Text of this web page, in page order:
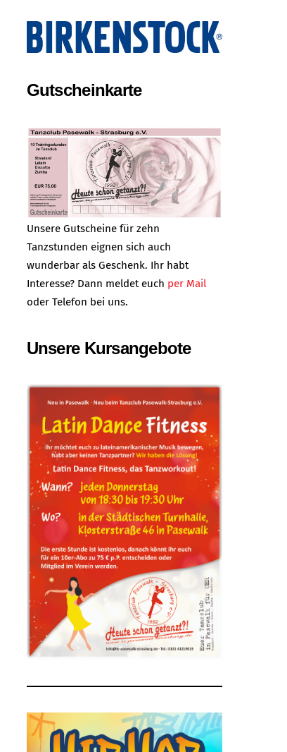
Gutscheinkarte
Unsere Gutscheine für zehn
Tanzstunden eignen sich auch
wunderbar als Geschenk. Ihr habt
Interesse? Dann meldet euch per Mail
oder Telefon bei uns.
Unsere Kursangebote